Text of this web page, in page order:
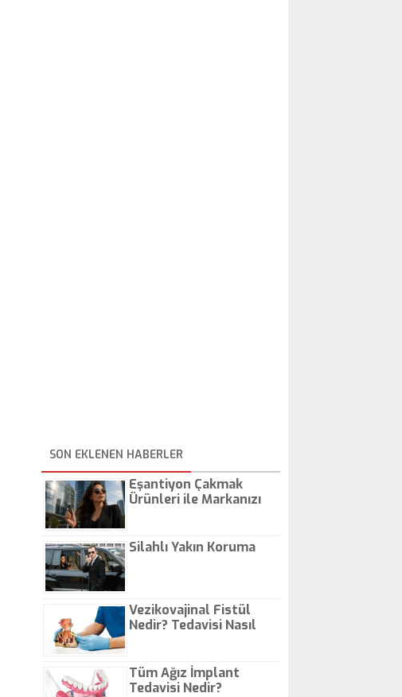
SON EKLENEN HABERLER
Eşantiyon Çakmak
Ürünleri ile Markanızı
Silahlı Yakın Koruma
Vezikovajinal Fistül
Nedir? Tedavisi Nasıl
Tüm Ağız İmplant
Tedavisi Nedir?